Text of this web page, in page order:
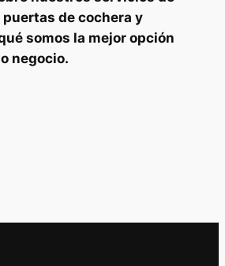
de cochera y
somos la mejor opción
negocio.